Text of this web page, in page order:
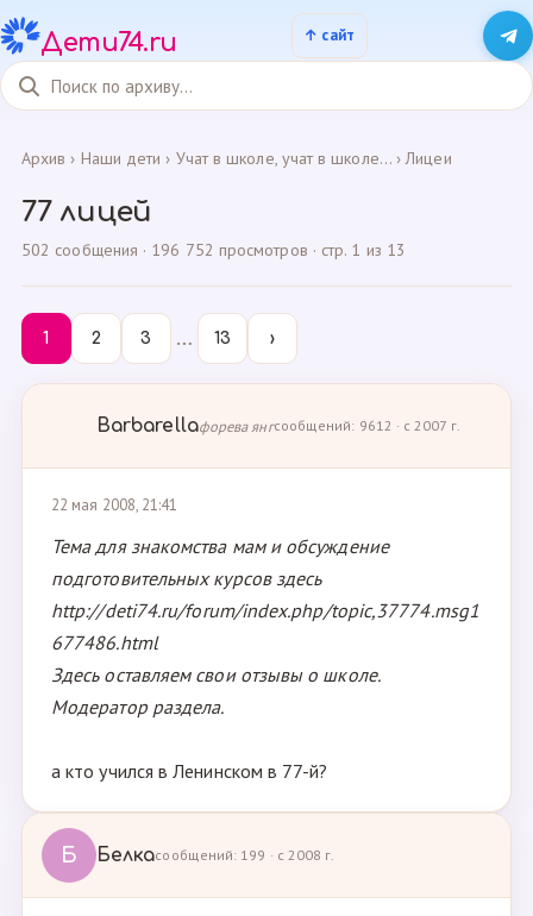
Дети74.ru
Архив › Наши дети › Учат в школе, учат в школе...›Лицеи
77 лицей
502 сообщения · 196 752 просмотров · стр. 1 из 13
1 2 3 … 13 ›
Barbarellaфорева янгсообщений: 9612 · с 2007 г.
22 мая 2008, 21:41
Тема для знакомства мам и обсуждение
подготовительных курсов здесь
http://deti74.ru/forum/index.php/topic,37774.msg1
677486.html
Здесь оставляем свои отзывы о школе.
Модератор раздела.
а кто учился в Ленинском в 77-й?
Б Белкасообщений: 199 · с 2008 г.